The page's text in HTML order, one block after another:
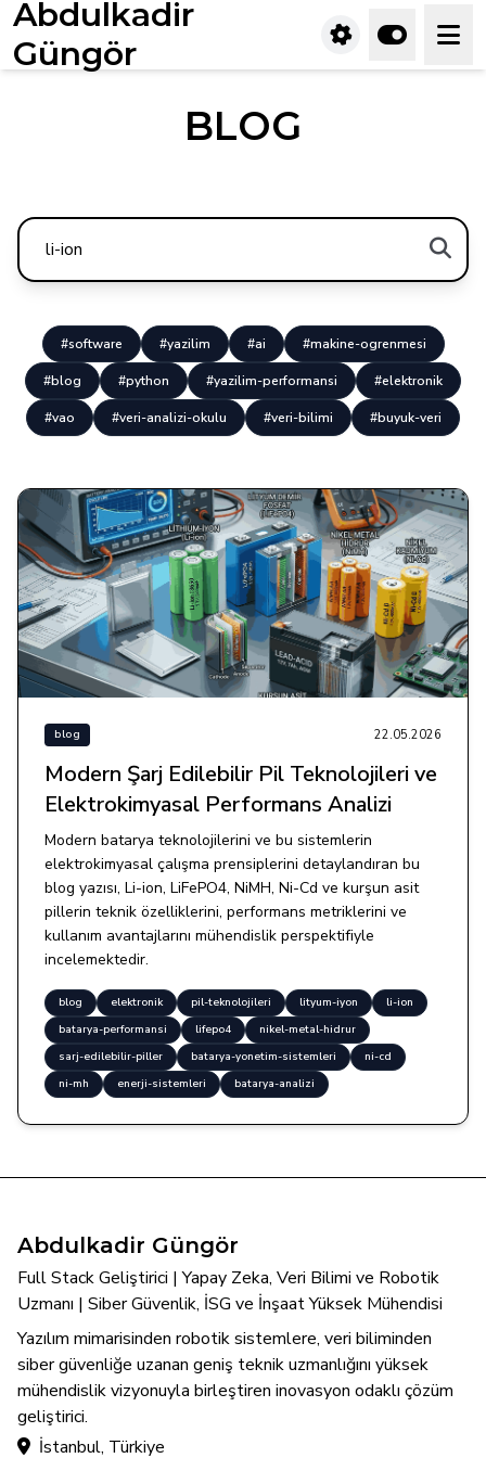
Abdulkadir
Güngör
BLOG
#software #yazilim #ai #makine-ogrenmesi
#blog #python #yazilim-performansi #elektronik
#vao #veri-analizi-okulu #veri-bilimi #buyuk-veri
blog 22.05.2026
Modern Şarj Edilebilir Pil Teknolojileri ve
Elektrokimyasal Performans Analizi
Modern batarya teknolojilerini ve bu sistemlerin
elektrokimyasal çalışma prensiplerini detaylandıran bu
blog yazısı, Li-ion, LiFePO4, NiMH, Ni-Cd ve kurşun asit
pillerin teknik özelliklerini, performans metriklerini ve
kullanım avantajlarını mühendislik perspektifiyle
incelemektedir.
blog elektronik pil-teknolojileri lityum-iyon
li-ion
batarya-performansi
lifepo4
nikel-metal-hidrur
sarj-edilebilir-piller
batarya-yonetim-sistemleri
ni-cd
ni-mh
enerji-sistemleri batarya-analizi
Abdulkadir Güngör
Full Stack Geliştirici | Yapay Zeka, Veri Bilimi ve Robotik
Uzmanı | Siber Güvenlik, İSG ve İnşaat Yüksek Mühendisi
Yazılım mimarisinden robotik sistemlere, veri biliminden
siber güvenliğe uzanan geniş teknik uzmanlığını yüksek
mühendislik vizyonuyla birleştiren inovasyon odaklı çözüm
geliştirici.
İstanbul, Türkiye